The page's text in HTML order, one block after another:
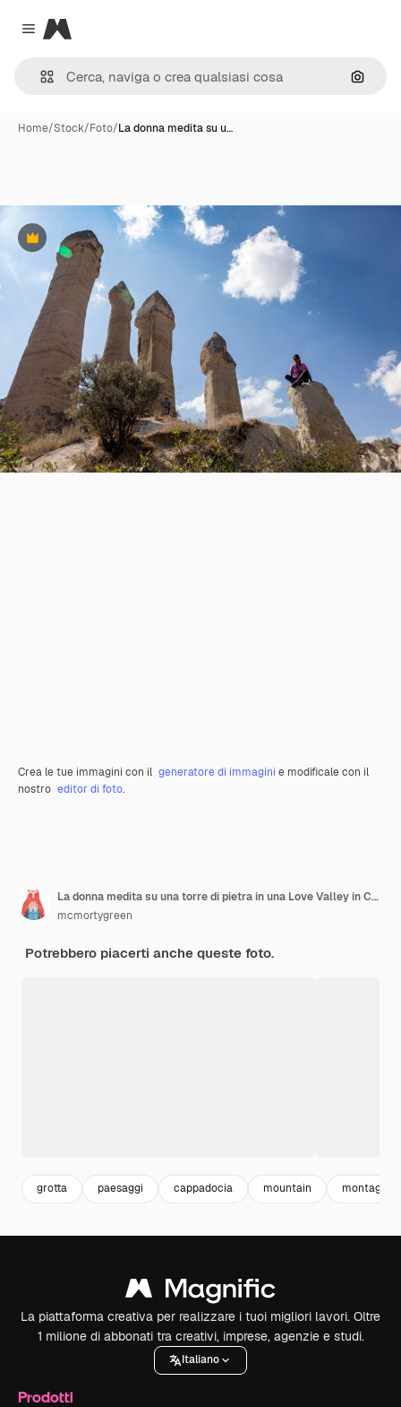
Close menu
Magnific
Cerca
Home/Stock/Foto/La donna medita su u…
Premium
Crea le tue immagini con il generatore di immagini e modificale con il
nostro editor di foto.
La donna medita su una torre di pietra in una Love Valley in Cappadocia I luoghi più singolari da visitare nell'Anatolia centro-orientale, Turchia
mcmortygreen
Potrebbero piacerti anche queste foto.
grotta paesaggi cappadocia mountain montagna
La piattaforma creativa per realizzare i tuoi migliori lavori. Oltre
1 milione di abbonati tra creativi, imprese, agenzie e studi.
Italiano
Prodotti